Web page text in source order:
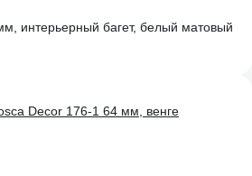
интерьерный багет, белый матовый